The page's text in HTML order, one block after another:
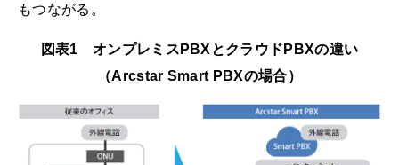
もつながる。
図表1 オンプレミスPBXとクラウドPBXの違い
（Arcstar Smart PBXの場合）